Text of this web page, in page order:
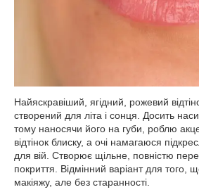
Найяскравіший, ягідний, рожевий
створений для літа і сонця. Досить
тому наносячи його на губи, роблю
відтінок блиску, а очі намагаюся
для вій. Створює щільне, повністю
покриття. Відмінний варіант для того,
макіяжу, але без старанності.